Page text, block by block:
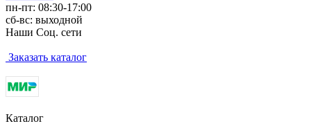
пн-пт: 08:30-17:00
сб-вс: выходной
Наши Соц. сети
Заказать каталог
Каталог